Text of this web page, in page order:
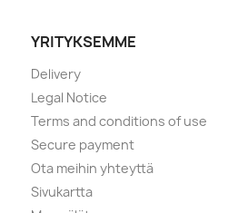
YRITYKSEMME
Delivery
Legal Notice
Terms and conditions of use
Secure payment
Ota meihin yhteyttä
Sivukartta